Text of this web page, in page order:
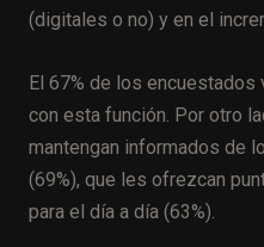
(digitales o no) y en el
El 67% de los
con esta función. Por otro
mantengan informados de
(69%), que les ofrezcan
para el día a día (63%).